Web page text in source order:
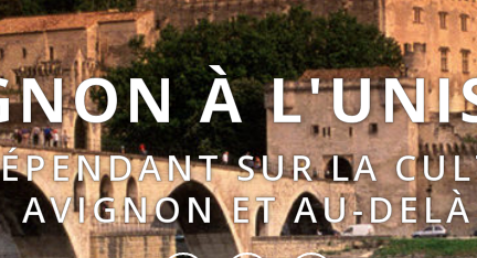
À
SUR LA
AVIGNON ET AU-DELÀ